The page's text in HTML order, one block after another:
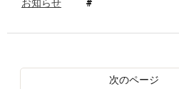
お知らせ